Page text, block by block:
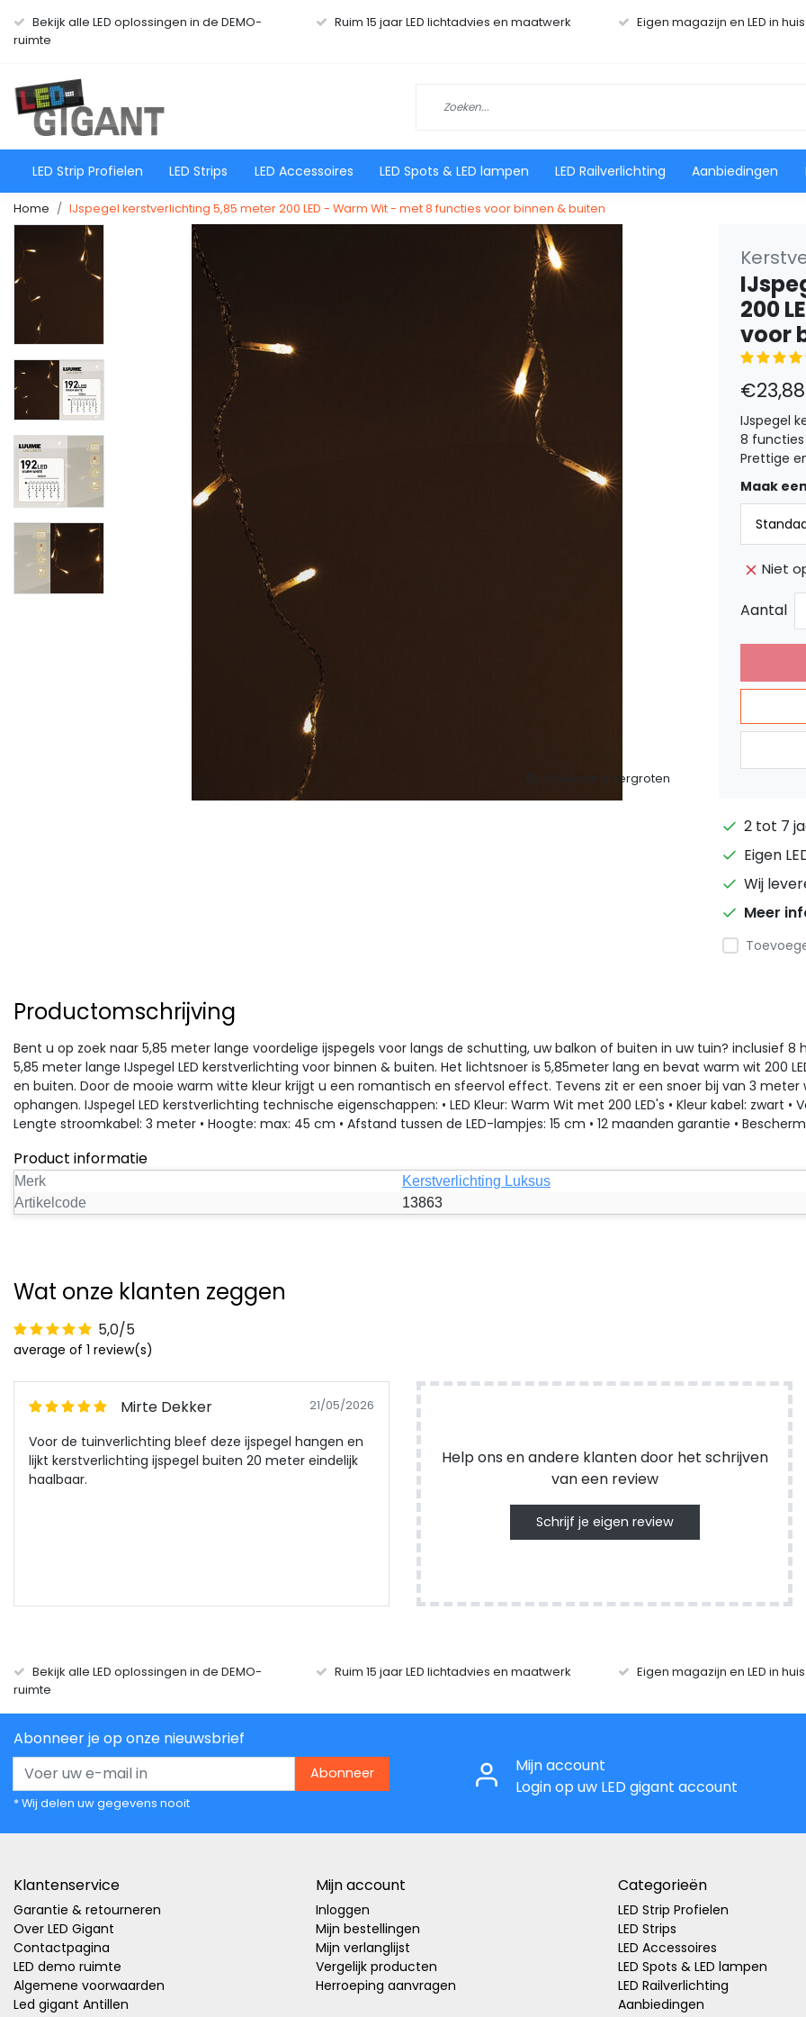
Bekijk alle LED oplossingen in de DEMO-
ruimte
Ruim 15 jaar LED lichtadvies en maatwerk Eigen magazijn en LED in
LED Strip Profielen LED Strips LED Accessoires LED Spots & LED lampen LED Railverlichting Aanbiedingen
Home IJspegel kerstverlichting 5,85 meter 200 LED - Warm Wit - met 8 functies voor binnen & buiten
Afbeelding vergroten
200
voor
€23,88
IJspegel
8 functies
Prettige
Maak
Niet
Aantal
2 tot 7
Eigen
Wij
Meer
Productomschrijving
Bent u op zoek naar 5,85 meter lange voordelige ijspegels voor langs de schutting, uw balkon of buiten in uw tuin? inclusief
5,85 meter lange IJspegel LED kerstverlichting voor binnen & buiten. Het lichtsnoer is 5,85meter lang en bevat warm wit 200
en buiten. Door de mooie warm witte kleur krijgt u een romantisch en sfeervol effect. Tevens zit er een snoer bij van 3
ophangen. IJspegel LED kerstverlichting technische eigenschappen: • LED Kleur: Warm Wit met 200 LED's • Kleur kabel: zwart
Lengte stroomkabel: 3 meter • Hoogte: max: 45 cm • Afstand tussen de LED-lampjes: 15 cm • 12 maanden garantie •
Product informatie
Merk
Kerstverlichting Luksus
Artikelcode
13863
Wat onze klanten zeggen
5,0/5
average of 1 review(s)
Mirte Dekker 21/05/2026
Voor de tuinverlichting bleef deze ijspegel hangen en
lijkt kerstverlichting ijspegel buiten 20 meter eindelijk
haalbaar.
Help ons en andere klanten door het schrijven
van een review
Schrijf je eigen review
Bekijk alle LED oplossingen in de DEMO-
ruimte
Ruim 15 jaar LED lichtadvies en maatwerk Eigen magazijn en LED in
Abonneer je op onze nieuwsbrief
Abonneer
* Wij delen uw gegevens nooit
Mijn account
Login op uw LED gigant account
Klantenservice
Garantie & retourneren
Over LED Gigant
Contactpagina
LED demo ruimte
Algemene voorwaarden
Led gigant Antillen
Mijn account
Inloggen
Mijn bestellingen
Mijn verlanglijst
Vergelijk producten
Herroeping aanvragen
Categorieën
LED Strip Profielen
LED Strips
LED Accessoires
LED Spots & LED lampen
LED Railverlichting
Aanbiedingen